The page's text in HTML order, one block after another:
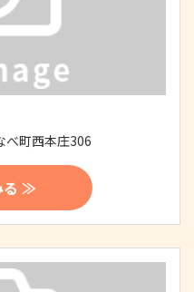
べ町西本庄306
る ≫